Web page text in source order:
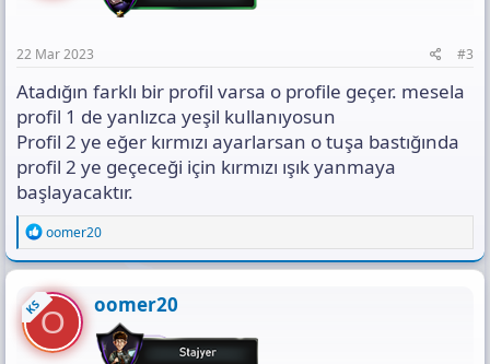
22 Mar 2023 #3
Atadığın farklı bir profil varsa o profile geçer. mesela
profil 1 de yanlızca yeşil kullanıyosun
Profil 2 ye eğer kırmızı ayarlarsan o tuşa bastığında
profil 2 ye geçeceği için kırmızı ışık yanmaya
başlayacaktır.
R
e
a
c
t
i
o
n
oomer20
KSO oomer20